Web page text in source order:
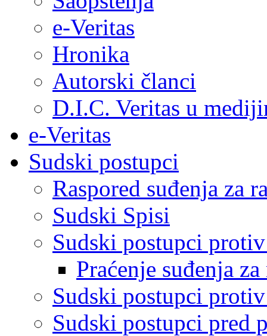
e-Veritas
Hronika
Autorski članci
D.I.C. Veritas u
e-Veritas
Sudski postupci
Raspored suđenja za
Sudski Spisi
Sudski postupci
Praćenje suđenja
Sudski postupci
Sudski postupci pred